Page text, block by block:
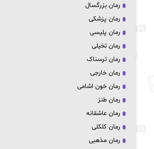
رمان بزرگسال
رمان پزشکی
رمان پلیسی
رمان تخیلی
رمان ترسناک
رمان خارجی
رمان خون اشامی
رمان طنز
رمان عاشقانه
رمان کلکلی
رمان مذهبی